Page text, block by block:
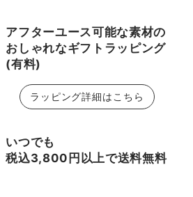
アフターユース可能な素材の
おしゃれなギフトラッピング
(有料)
ラッピング詳細はこちら
いつでも
税込3,800円以上で送料無料